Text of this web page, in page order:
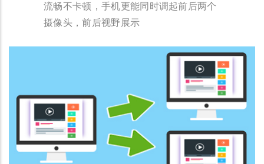
流畅不卡顿，手机更能同时调起前后两个
摄像头，前后视野展示